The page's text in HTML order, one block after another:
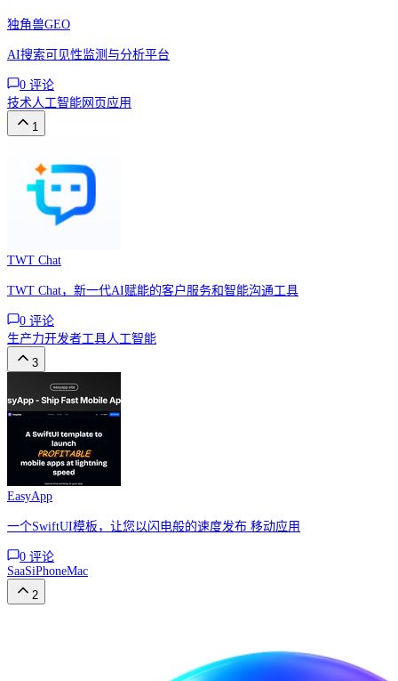
独角兽GEO
AI搜索可见性监测与分析平台
0 评论
技术人工智能网页应用
1
TWT Chat
TWT Chat，新一代AI赋能的客户服务和智能沟通工具
0 评论
生产力开发者工具人工智能
3
EasyApp
一个SwiftUI模板，让您以闪电般的速度发布 移动应用
0 评论
SaaSiPhoneMac
2